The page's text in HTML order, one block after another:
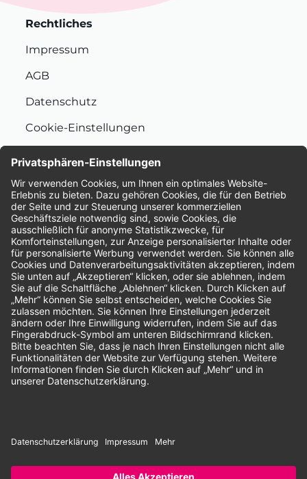
Rechtliches
Impressum
AGB
Datenschutz
Cookie-Einstellungen
Bewertungen
Unsere Zahlungsarten:
Rechnung SEPA-Lastschrift Vorkasse